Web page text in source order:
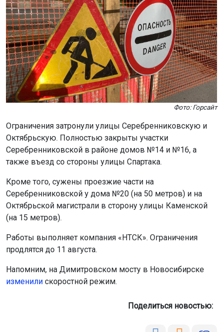
Фото: Горсайт
Ограничения затронули улицы Серебренниковскую и
Октябрьскую. Полностью закрыты участки
Серебренниковской в районе домов №14 и №16, а
также въезд со стороны улицы Спартака.
Кроме того, сужены проезжие части на
Серебренниковской у дома №20 (на 50 метров) и на
Октябрьской магистрали в сторону улицы Каменской
(на 15 метров).
Работы выполняет компания «НТСК». Ограничения
продлятся до 11 августа.
Напомним, на Димитровском мосту в Новосибирске
изменили скоростной режим.
Поделиться новостью: